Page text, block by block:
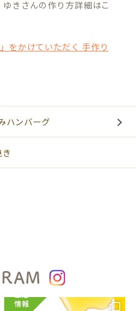
きさんの作り方詳細はこ
をかけていただく 手作り
ハンバーグ